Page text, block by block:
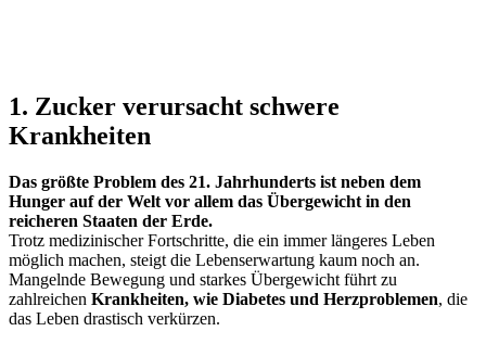
1. Zucker verursacht schwere
Krankheiten
Das größte Problem des 21. Jahrhunderts ist neben dem
Hunger auf der Welt vor allem das Übergewicht in den
reicheren Staaten der Erde.
Trotz medizinischer Fortschritte, die ein immer längeres Leben
möglich machen, steigt die Lebenserwartung kaum noch an.
Mangelnde Bewegung und starkes Übergewicht führt zu
zahlreichen Krankheiten, wie Diabetes und Herzproblemen, die
das Leben drastisch verkürzen.